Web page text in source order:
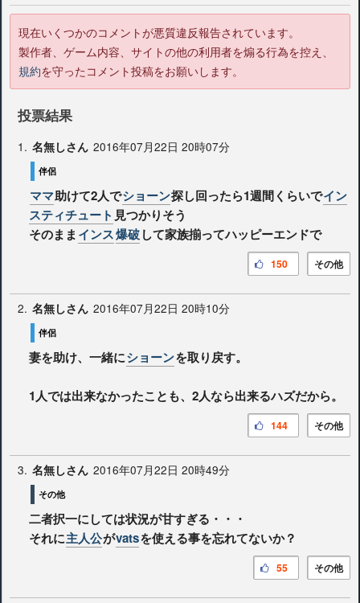
現在いくつかのコメントが悪質違反報告されています。
製作者、ゲーム内容、サイトの他の利用者を煽る行為を控え、
規約を守ったコメント投稿をお願いします。
投票結果
1. 名無しさん 2016年07月22日 20時07分
伴侶
ママ助けて2人でショーン探し回ったら1週間くらいでイン
スティチュート 見つかりそう
そのままインス爆破して家族揃ってハッピーエンドで
その他
150
2. 名無しさん 2016年07月22日 20時10分
伴侶
妻を助け、一緒にショーンを取り戻す。
1人では出来なかったことも、2人なら出来るハズだから。
その他
144
3. 名無しさん 2016年07月22日 20時49分
その他
二者択一にしては状況が甘すぎる・・・
それに主人公がvatsを使える事を忘れてないか？
その他
55